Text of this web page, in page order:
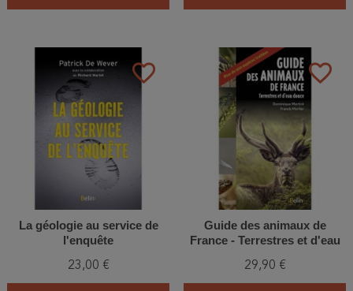
favorite_border
La géologie au service de
l'enquête
23,00 €
favorite_border
Guide des animaux de
France - Terrestres et d'eau
29,90 €